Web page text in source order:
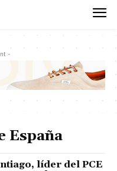
-
España
líder del PCE